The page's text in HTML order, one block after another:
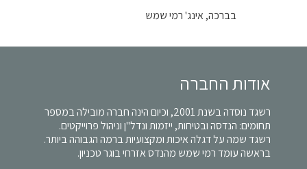
בברכה, אינג' רמי שמש
אודות החברה
רשגד נוסדה בשנת 2001, וכיום הינה חברה מובילה במספר
תחומים: הנדסה ובטיחות, ייזמות ונדל"ן וניהול פרוייקטים.
רשגד שמה על דגלה איכות ומקצועיות ברמה הגבוהה ביותר.
בראשה עומד רמי שמש מהנדס אזרחי בוגר טכניון.